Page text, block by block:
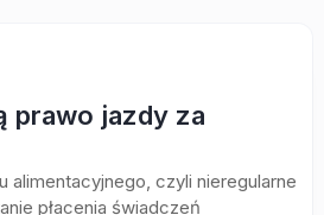
prawo jazdy za
alimentacyjnego, czyli nieregularne
płacenia świadczeń